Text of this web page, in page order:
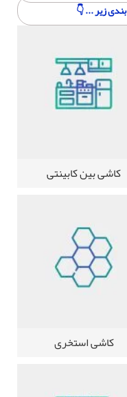
کاشی بین کابینتی
کاشی استخری